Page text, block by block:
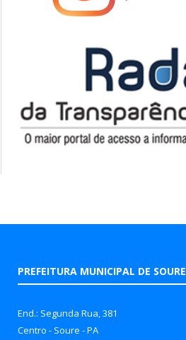
PREFEITURA MUNICIPAL DE SOURE
End.: Segunda Rua, 381
Centro - Soure - PA